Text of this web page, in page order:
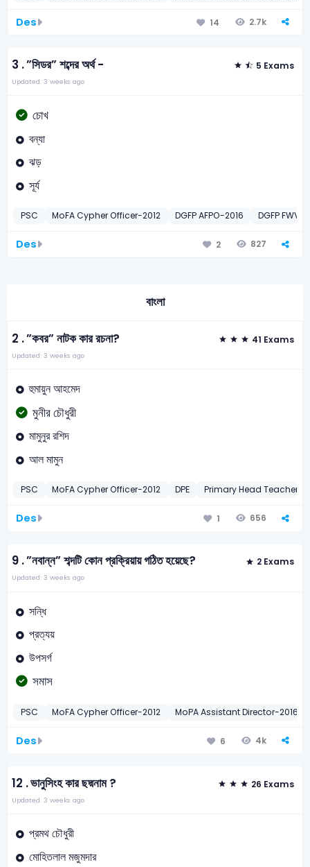
Des 14 2.7k
3 .”সিডর” শব্দের অর্থ - 5 Exams
Updated: 3 weeks ago
চোখ
বন্যা
ঝড়
সূর্য
PSC MoFA Cypher Officer-2012 DGFP AFPO-2016 DGFP FWV
Des 2 827
বাংলা
2 .”কবর” নাটক কার রচনা? 41 Exams
Updated: 3 weeks ago
হুমায়ুন আহমেদ
মুনীর চৌধুরী
মামুনুর রশিদ
আল মামুন
PSC MoFA Cypher Officer-2012 DPE Primary Head Teacher-
Des 1 656
9 .”নবান্ন” শব্দটি কোন প্রক্রিয়ায় গঠিত হয়েছে? 2 Exams
Updated: 3 weeks ago
সন্ধি
প্রত্যয়
উপসর্গ
সমাস
PSC MoFA Cypher Officer-2012 MoPA Assistant Director-2016
Des 6 4k
12 .ভানুসিংহ কার ছদ্মনাম ? 26 Exams
Updated: 3 weeks ago
প্রমথ চৌধুরী
মোহিতলাল মজুমদার